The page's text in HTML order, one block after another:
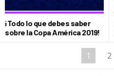
¡Todo lo que debes saber
sobre la Copa América 2019!
1 2